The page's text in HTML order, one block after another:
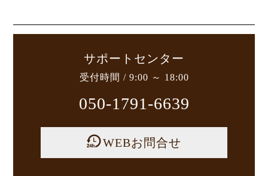
サポートセンター
受付時間 / 9:00 ～ 18:00
050-1791-6639
WEBお問合せ